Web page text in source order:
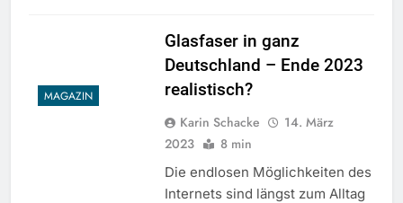
MAGAZIN
Glasfaser in ganz
Deutschland – Ende 2023
realistisch?
Karin Schacke
14. März
2023
8 min
Die endlosen Möglichkeiten des
Internets sind längst zum Alltag